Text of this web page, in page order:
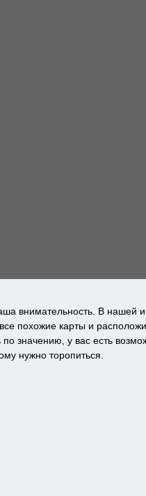
внимательность. В нашей
похожие карты и
значению, у вас есть
нужно торопиться.